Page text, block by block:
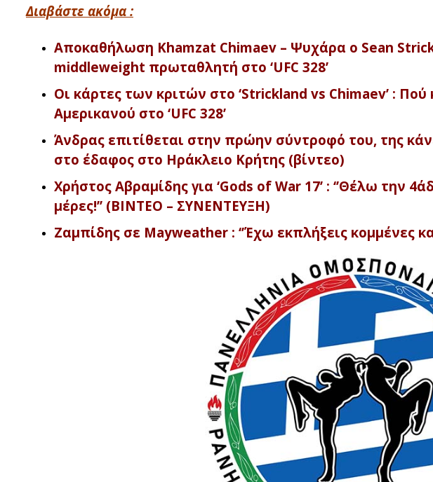
Διαβάστε ακόμα :
Αποκαθήλωση Khamzat Chimaev – Ψυχάρα ο Sean
middleweight πρωταθλητή στο ‘UFC 328’
Οι κάρτες των κριτών στο ‘Strickland vs Chimaev’ :
Αμερικανού στο ‘UFC 328’
Άνδρας επιτίθεται στην πρώην σύντροφό του, της
στο έδαφος στο Ηράκλειο Κρήτης (βίντεο)
Χρήστος Αβραμίδης για ‘Gods of War 17’ : ‘’Θέλω την
μέρες!’’ (ΒΙΝΤΕΟ – ΣΥΝΕΝΤΕΥΞΗ)
Ζαμπίδης σε Mayweather : ‘’Έχω εκπλήξεις κομμένες